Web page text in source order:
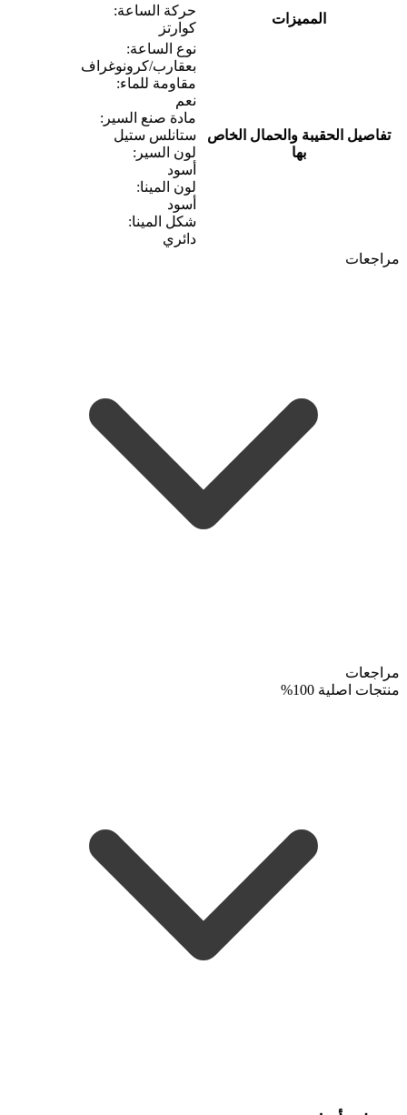
المميزات
حركة الساعة:
كوارتز
تفاصيل الحقيبة والحمال الخاص
بها
نوع الساعة:
بعقارب/كرونوغراف
مقاومة للماء:
نعم
مادة صنع السير:
ستانلس ستيل
لون السير:
أسود
لون المينا:
أسود
شكل المينا:
دائري
مراجعات
مراجعات
منتجات اصلية 100%